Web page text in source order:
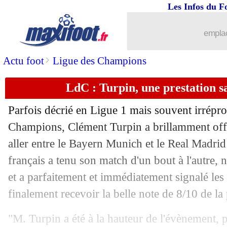
Actu foot> Ligue des Champions
Les Infos du
LdC : Turpin, une prestation
Parfois décrié en Ligue 1 mais souvent
Champions, Clément Turpin a brillamment
aller entre le Bayern Munich et le Real
français a tenu son match d'un bout à l'autre,
et a parfaitement et immédiatement signalé
finalement recevoir la belle note de 8/10 de
"M. Turpin a été à la hauteur de l'évènement,
: Modric bat un record de
01/05 Al Sadd: Xeka a signé (officiel)
Tottenham : saison terminée pour
01/05 Bayern: aucune offre du Real pour
01/05 OM: l'Atalanta inquiète Nasri
01/05 Bayern : Gnabry, le pari de Tuchel
01/05 Bayern: Upamecano croit à la qualif'
Real : Vinicius se rapproche de